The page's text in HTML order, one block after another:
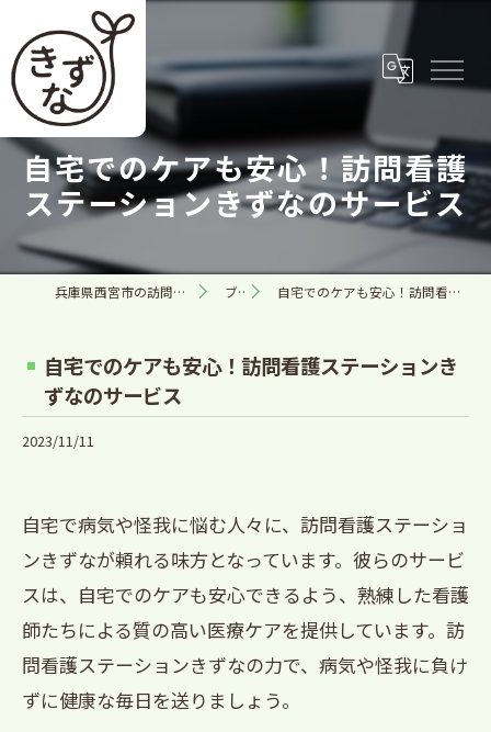
自宅でのケアも安心！訪問看護
ステーションきずなのサービス
兵庫県西宮市の訪問看護なら合同会社きずな ブログ 自宅でのケアも安心！訪問看護ステーションきずなのサービス
自宅でのケアも安心！訪問看護ステーションき
ずなのサービス
2023/11/11
自宅で病気や怪我に悩む人々に、訪問看護ステーショ
ンきずなが頼れる味方となっています。彼らのサービ
スは、自宅でのケアも安心できるよう、熟練した看護
師たちによる質の高い医療ケアを提供しています。訪
問看護ステーションきずなの力で、病気や怪我に負け
ずに健康な毎日を送りましょう。